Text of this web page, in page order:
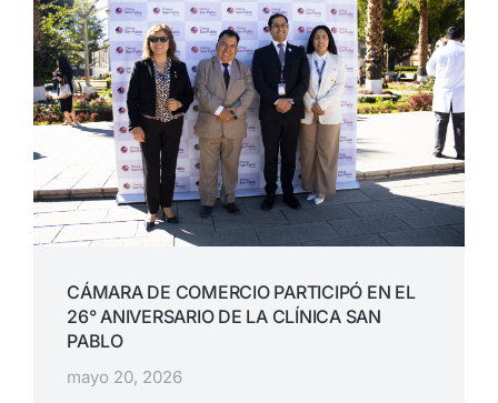
CÁMARA DE COMERCIO PARTICIPÓ EN EL
26° ANIVERSARIO DE LA CLÍNICA SAN
PABLO
mayo 20, 2026